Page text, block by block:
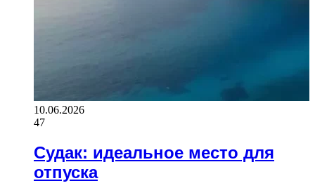
10.06.2026
47
Судак: идеальное место для
отпуска